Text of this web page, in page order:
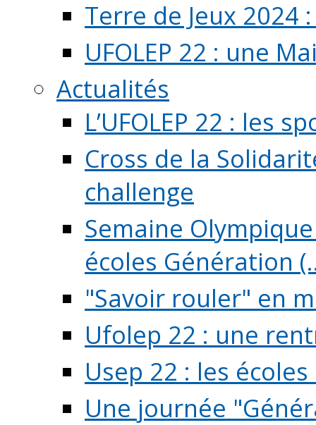
Terre de Jeux 2024
UFOLEP 22 : une
Actualités
L’UFOLEP 22 : les
Cross de la
challenge
Semaine
écoles Génération
"Savoir rouler" en
Ufolep 22 : une
Usep 22 : les
Une journée